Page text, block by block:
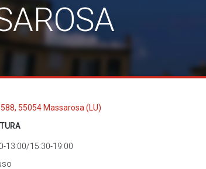
55054 Massarosa (LU)
13:00/15:30-19:00